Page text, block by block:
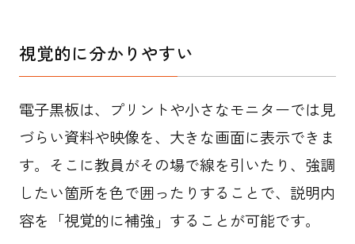
視覚的に分かりやすい
電子黒板は、プリントや小さなモニターでは見
づらい資料や映像を、大きな画面に表示できま
す。そこに教員がその場で線を引いたり、強調
したい箇所を色で囲ったりすることで、説明内
容を「視覚的に補強」することが可能です。